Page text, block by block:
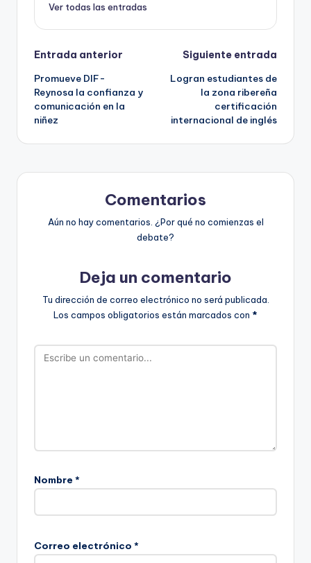
Ver todas las entradas
Navegación
de
entradas
Entrada anterior
Promueve DIF-
Reynosa la confianza y
comunicación en la
niñez
Siguiente entrada
Logran estudiantes de
la zona ribereña
certificación
internacional de inglés
Comentarios
Aún no hay comentarios. ¿Por qué no comienzas el
debate?
Deja un comentario
Tu dirección de correo electrónico no será publicada.
Los campos obligatorios están marcados con *
Nombre *
Correo electrónico *